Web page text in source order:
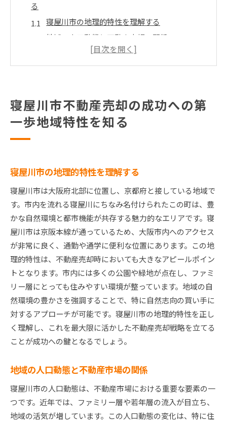
る
寝屋川市の地理的特性を理解する
地域の人口動態と不動産市場の関係
地域のインフラと周辺施設の影響
寝屋川市の教育環境の魅力
地域の自然環境と住環境の利点
寝屋川市の魅力を活かす不動産売却戦略とは
地域の成長ポテンシャルをアピール
地域の安全性と生活の質を訴求
地域の経済活動の活発さを伝える
高値売却を実現する寝屋川市での効果的な勧誘方法
ターゲット市場のニーズを分析
効果的なマーケティングメッセージの作成
オンラインとオフラインを組み合わせた販売戦
略
潜在顧客に向けた魅力的なプレゼンテーション
地域の口コミを活用したブランディング
プロフェッショナルな写真とビデオによる物件
紹介
地域市場を理解し寝屋川市でスムーズな不動産売却
を
地域の価格動向を常にチェック
競合物件の分析と差別化戦略
寝屋川市不動産売却の成功への第
一歩地域特性を知る
寝屋川市の地理的特性を理解する
寝屋川市は大阪府北部に位置し、京都府と接している地域で
す。市内を流れる寝屋川にちなみ名付けられたこの町は、豊
かな自然環境と都市機能が共存する魅力的なエリアです。寝
屋川市は京阪本線が通っているため、大阪市内へのアクセス
が非常に良く、通勤や通学に便利な位置にあります。この地
理的特性は、不動産売却時においても大きなアピールポイン
トとなります。市内には多くの公園や緑地が点在し、ファミ
リー層にとっても住みやすい環境が整っています。地域の自
然環境の豊かさを強調することで、特に自然志向の買い手に
対するアプローチが可能です。寝屋川市の地理的特性を正し
く理解し、これを最大限に活かした不動産売却戦略を立てる
ことが成功への鍵となるでしょう。
地域の人口動態と不動産市場の関係
寝屋川市の人口動態は、不動産市場における重要な要素の一
つです。近年では、ファミリー層や若年層の流入が目立ち、
地域の活気が増しています。この人口動態の変化は、特に住